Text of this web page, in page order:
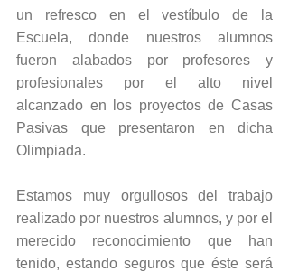
un refresco en el vestíbulo de la
Escuela, donde nuestros alumnos
fueron alabados por profesores y
profesionales por el alto nivel
alcanzado en los proyectos de Casas
Pasivas que presentaron en dicha
Olimpiada.
Estamos muy orgullosos del trabajo
realizado por nuestros alumnos, y por el
merecido reconocimiento que han
tenido, estando seguros que éste será